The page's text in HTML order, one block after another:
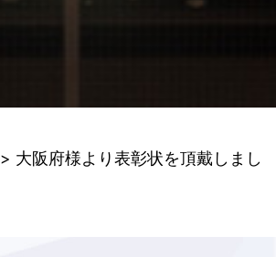
> 大阪府様より表彰状を頂戴しまし